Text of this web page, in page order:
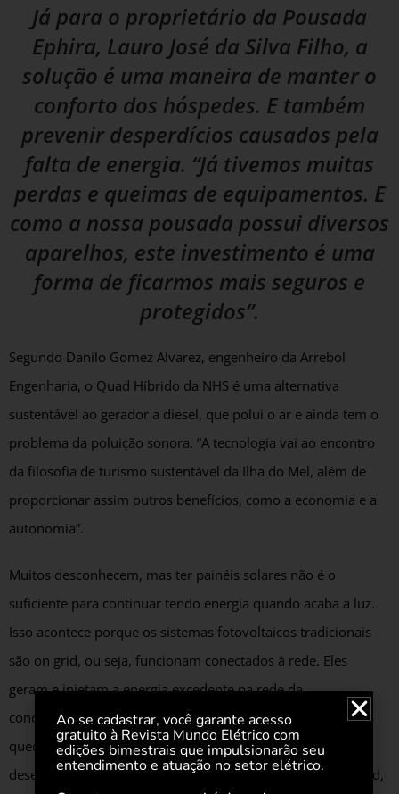
Já para o proprietário da Pousada
Ephira, Lauro José da Silva Filho, a
solução é uma maneira de manter o
conforto dos hóspedes. E também
prevenir desperdícios causados pela
falta de energia. “Já tivemos muitas
perdas e queimas de equipamentos. E
como a nossa pousada possui diversos
aparelhos, este investimento é uma
forma de ficarmos mais seguros e
protegidos”.
Segundo Danilo Gomez Alvarez, engenheiro da Arrebol
Engenharia, o Quad Híbrido da NHS é uma alternativa
sustentável ao gerador a diesel, que polui o ar e ainda tem o
problema da poluição sonora. “A tecnologia vai ao encontro
da filosofia de turismo sustentável da Ilha do Mel, além de
proporcionar assim outros benefícios, como a economia e a
autonomia”.
Muitos desconhecem, mas ter painéis solares não é o
suficiente para continuar tendo energia quando acaba a luz.
Isso acontece porque os sistemas fotovoltaicos tradicionais
são on grid, ou seja, funcionam conectados à rede. Eles
geram e injetam a energia excedente na rede da
concessionária, porém não funcionam em situações de
quedas de energia. “Para resolver este problema, a NHS
desenvolveu uma tecnologia híbrida que além de ser on grid,
Ao se cadastrar, você garante acesso
gratuito à Revista Mundo Elétrico com
edições bimestrais que impulsionarão seu
entendimento e atuação no setor elétrico.